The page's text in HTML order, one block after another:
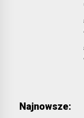
Najnowsze: